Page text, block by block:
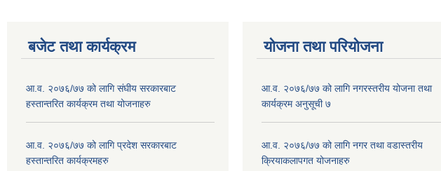
बजेट तथा कार्यक्रम
आ.व. २०७६/७७ को लागि संघीय सरकारबाट
हस्तान्तरित कार्यक्रम तथा योजनाहरु
आ.व. २०७६/७७ को लागि प्रदेश सरकारबाट
हस्तान्तरित कार्यक्रमहरु
योजना तथा परियोजना
आ.व. २०७६/७७ को लागि नगरस्तरीय योजना तथा
कार्यक्रम अनुसूची ७
आ.व. २०७६/७७ को लागि नगर तथा वडास्तरीय
क्रियाकलापगत योजनाहरु